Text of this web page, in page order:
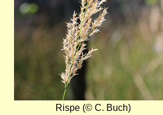
Rispe (© C. Buch)